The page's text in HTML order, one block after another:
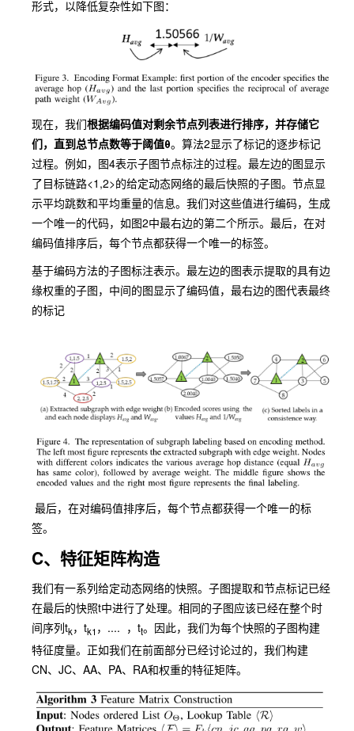
形式，以降低复杂性如下图：
现在，我们根据编码值对剩余节点列表进行排序，并存储它
们，直到总节点数等于阈值θ。算法2显示了标记的逐步标记
过程。例如，图4表示子图节点标注的过程。最左边的图显示
了目标链路<1,2>的给定动态网络的最后快照的子图。节点显
示平均跳数和平均重量的信息。我们对这些值进行编码，生成
一个唯一的代码，如图2中最右边的第二个所示。最后，在对
编码值排序后，每个节点都获得一个唯一的标签。
基于编码方法的子图标注表示。最左边的图表示提取的具有边
缘权重的子图，中间的图显示了编码值，最右边的图代表最终
的标记
最后，在对编码值排序后，每个节点都获得一个唯一的标
签。
C、特征矩阵构造
我们有一系列给定动态网络的快照。子图提取和节点标记已经
在最后的快照t中进行了处理。相同的子图应该已经在整个时
间序列tk，tk1 ，.... ，tt。因此，我们为每个快照的子图构建
特征度量。正如我们在前面部分已经讨论过的，我们构建
CN、JC、AA、PA、RA和权重的特征矩阵。